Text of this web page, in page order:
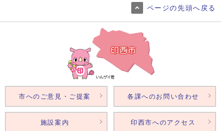
ページの先頭へ戻る
市へのご意見・ご提案 各課へのお問い合わせ
施設案内 印西市へのアクセス